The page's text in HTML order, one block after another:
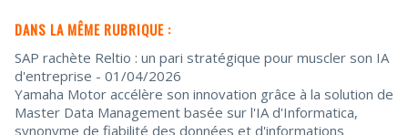
DANS LA MÊME RUBRIQUE :
SAP rachète Reltio : un pari stratégique pour muscler son IA
d'entreprise - 01/04/2026
Yamaha Motor accélère son innovation grâce à la solution de
Master Data Management basée sur l'IA d'Informatica,
synonyme de fiabilité des données et d'informations